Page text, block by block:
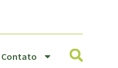
Contato